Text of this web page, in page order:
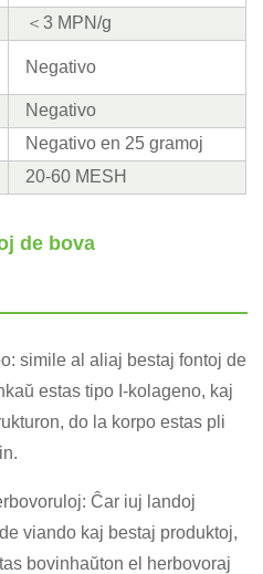
＜3 MPN/g
Negativo
Negativo
Negativo en 25 gramoj
20-60 MESH
de bova
simile al aliaj bestaj fontoj de
estas tipo I-kolageno, kaj
do la korpo estas pli
Ĉar iuj landoj
viando kaj bestaj produktoj,
bovinhaŭton el herbovoraj